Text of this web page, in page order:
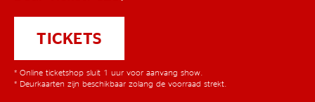
TICKETS
* Online ticketshop sluit 1 uur voor aanvang show.
* Deurkaarten zijn beschikbaar zolang de voorraad strekt.